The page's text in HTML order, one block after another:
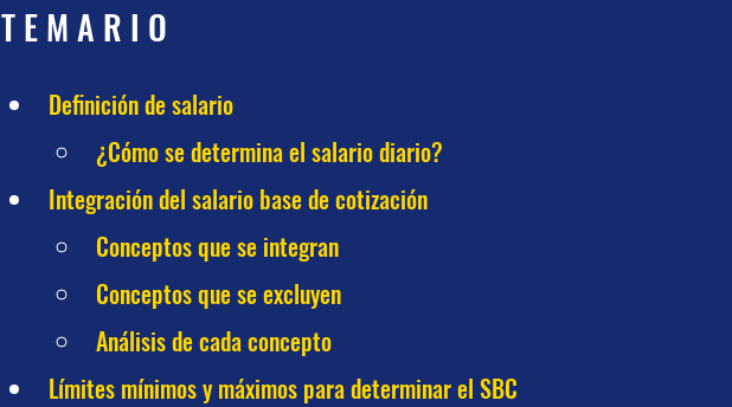
T E M A R I O
Definición de salario
¿Cómo se determina el salario diario?
Integración del salario base de cotización
Conceptos que se integran
Conceptos que se excluyen
Análisis de cada concepto
Límites mínimos y máximos para determinar el SBC